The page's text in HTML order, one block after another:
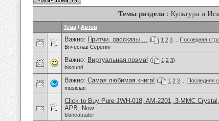
Темы раздела : Культура и
Тема / Автор
Важно: Притчи, рассказы ... ( 1 2 3
Последняя
Вячеслав Серёгин
Важно: Виртуальная поэма! ( 1 2 3)
bisound
Важно: Самая любимая книга! ( 1 2 3
Последняя
musician
Click to Buy Pure JWH-018, AM-2201, 3-MMC
APB, Now
blancatrader